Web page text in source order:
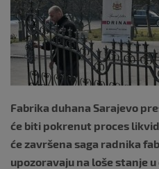
Fabrika duhana Sarajevo
će biti pokrenut proces
će završena saga radnika
upozoravaju na loše stanje